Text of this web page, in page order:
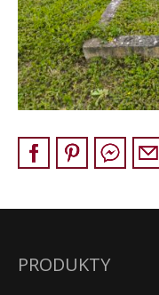
Pískovec
Solitéry
Kamenné bloky
Výrobky z kamene
Creative Floor
Doplňkový
KAMENNÉ DLAŽBY,
PRODUKTY